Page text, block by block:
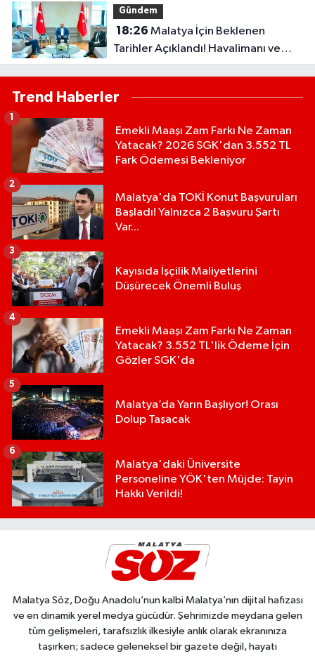
Gündem
18:26
Tarihler Açıklandı! Havalimanı ve
Çevre Yolu Açılıyor..
Trend Haberler
Emekli Maaşı Zam Farkı Ne Zaman
Yatacak? 2026 SGK'dan 3.552 TL
Fark Ödemesi Bekleniyor
1
Malatya'da TOKİ Konut Başvuruları
Başladı! Yalnızca 2 Başvuru Şartı
Var...
2
Kayısıda İşçilik Maliyetlerini
Düşürecek Önemli Buluş
3
Emekli Maaşı Zam Farkı Ne Zaman
Yatacak? 3.552 TL'lik Ödeme İçin
Gözler SGK'da
4
Malatya’da Yarın Başlıyor! Orası
Dolup Taşacak
5
Malatya'daki Üniversite
Personeline YÖK'ten Müjde: Tayin
Hakkı Verildi!
6
Malatya Söz, Doğu Anadolu’nun kalbi Malatya’nın dijital hafızası
ve en dinamik yerel medya gücüdür. Şehrimizde meydana gelen
tüm gelişmeleri, tarafsızlık ilkesiyle anlık olarak ekranınıza
taşırken; sadece geleneksel bir gazete değil, hayatı